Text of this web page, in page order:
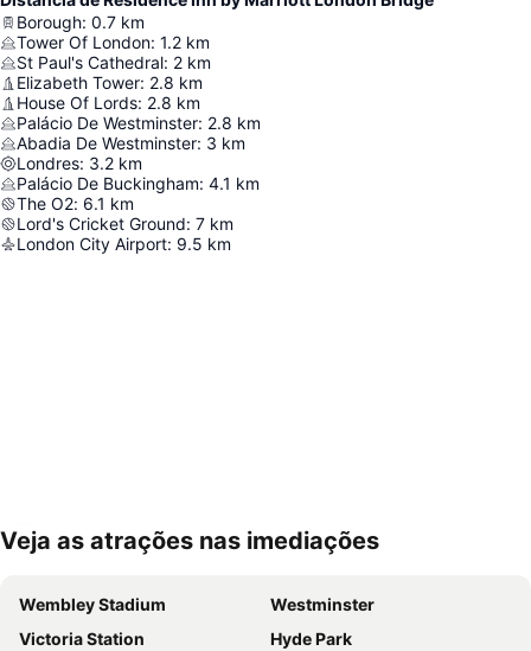
Borough: 0.7 km
Tower Of London: 1.2 km
St Paul's Cathedral: 2 km
Elizabeth Tower: 2.8 km
House Of Lords: 2.8 km
Palácio De Westminster: 2.8 km
Abadia De Westminster: 3 km
Londres: 3.2 km
Palácio De Buckingham: 4.1 km
The O2: 6.1 km
Lord's Cricket Ground: 7 km
London City Airport: 9.5 km
Ampliar mapa
Veja as atrações nas imediações
Wembley Stadium
Westminster
Victoria Station
Hyde Park